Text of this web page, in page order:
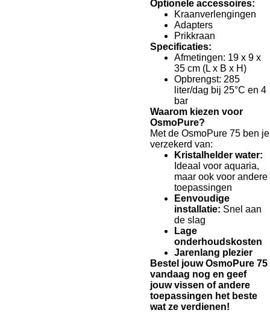
Optionele accessoires:
Kraanverlengingen
Adapters
Prikkraan
Specificaties:
Afmetingen: 19 x 9 x
35 cm (L x B x H)
Opbrengst: 285
liter/dag bij 25°C en 4
bar
Waarom kiezen voor
OsmoPure?
Met de OsmoPure 75 ben je
verzekerd van:
Kristalhelder water:
Ideaal voor aquaria,
maar ook voor andere
toepassingen
Eenvoudige
installatie: Snel aan
de slag
Lage
onderhoudskosten
Jarenlang plezier
Bestel jouw OsmoPure 75
vandaag nog en geef
jouw vissen of andere
toepassingen het beste
wat ze verdienen!